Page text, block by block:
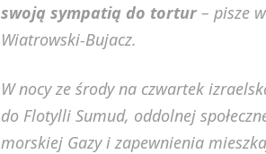
swoją sympatią do tortur – pisze
Wiatrowski-Bujacz.
W nocy ze środy na czwartek
do Flotylli Sumud, oddolnej
morskiej Gazy i zapewnienia